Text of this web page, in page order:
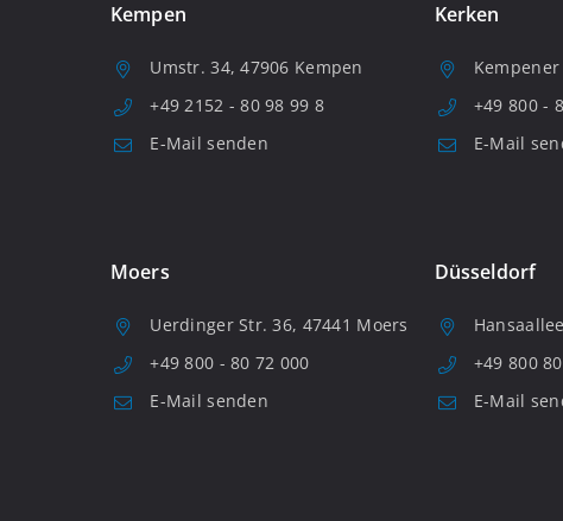
Kempen
Umstr. 34, 47906 Kempen
+49 2152 - 80 98 99 8
E-Mail senden
Kerken
+49 800 -
E-Mail
Moers
Uerdinger Str. 36, 47441 Moers
+49 800 - 80 72 000
E-Mail senden
Düsseldorf
+49 800
E-Mail